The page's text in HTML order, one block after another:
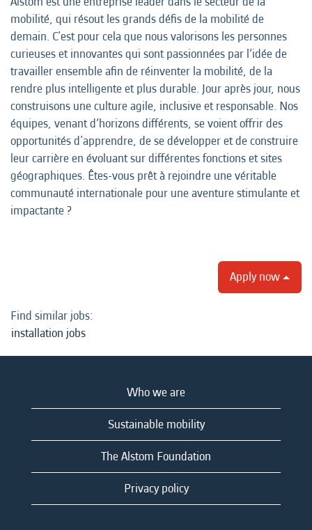
mobilité, qui résout les grands défis de la mobilité de
demain. C'est pour cela que nous valorisons les personnes
curieuses et innovantes qui sont passionnées par l’idée de
travailler ensemble afin de réinventer la mobilité, de la
rendre plus intelligente et plus durable. Jour après jour, nous
construisons une culture agile, inclusive et responsable. Nos
équipes, venant d’horizons différents, se voient offrir des
opportunités d'apprendre, de se développer et de construire
leur carrière en évoluant sur différentes fonctions et sites
géographiques. Êtes-vous prêt à rejoindre une véritable
communauté internationale pour une aventure stimulante et
impactante ?
Apply now
Find similar jobs:
installation jobs
Who we are
Sustainable mobility
The Alstom Foundation
Privacy policy